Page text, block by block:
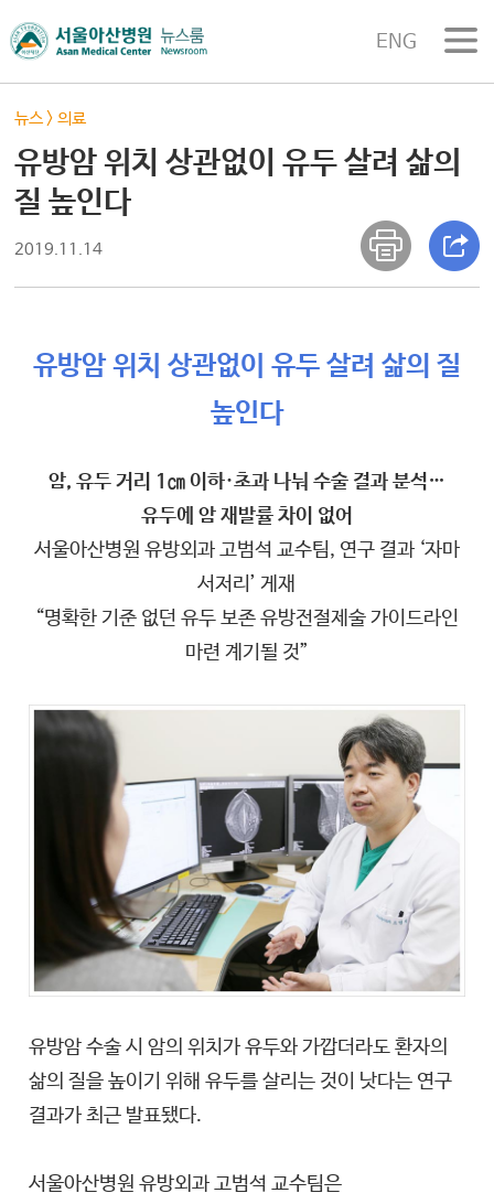
ENG
뉴스 >의료
유방암 위치 상관없이 유두 살려 삶의
질 높인다
2019.11.14
유방암 위치 상관없이 유두 살려 삶의 질
높인다
암, 유두 거리 1㎝ 이하·초과 나눠 수술 결과 분석…
유두에 암 재발률 차이 없어
서울아산병원 유방외과 고범석 교수팀, 연구 결과 ‘자마
서저리’ 게재
“명확한 기준 없던 유두 보존 유방전절제술 가이드라인
마련 계기될 것”
유방암 수술 시 암의 위치가 유두와 가깝더라도 환자의
삶의 질을 높이기 위해 유두를 살리는 것이 낫다는 연구
결과가 최근 발표됐다.
서울아산병원 유방외과 고범석 교수팀은